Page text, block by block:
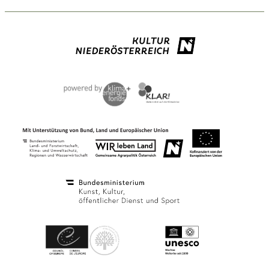
Architektur 
Landwirtschaft & Tourismus
Kirchen am Fluss
Suche
Impressum
Gleichberechtigung, Jugend und
Klimawandel, öffentlicher Verkehr und
erneuerbare Energie
Wirtschaft
Steigerung regionaler Wertschöpfung